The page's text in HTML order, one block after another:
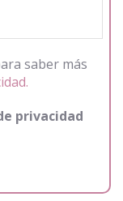
saber más
privacidad